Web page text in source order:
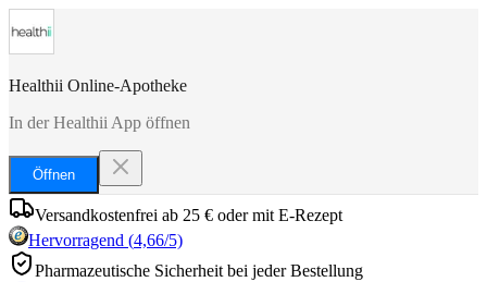
Healthii Online-Apotheke
In der Healthii App öffnen
Öffnen
Versandkostenfrei ab 25 € oder mit E-Rezept
Hervorragend (4,66/5)
Pharmazeutische Sicherheit bei jeder Bestellung